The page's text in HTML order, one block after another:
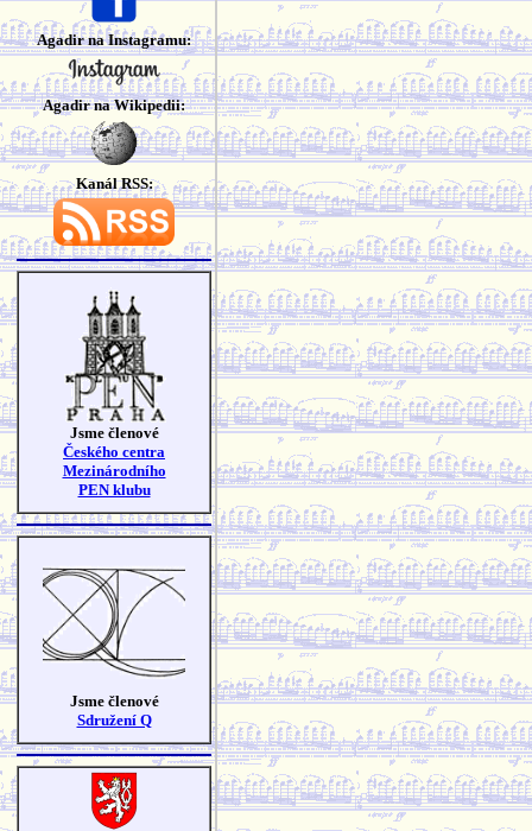
Agadir na Instagramu:
Agadir na Wikipedii:
Kanál RSS:
Jsme členové
Českého centra
Mezinárodního
PEN klubu
Jsme členové
Sdružení Q